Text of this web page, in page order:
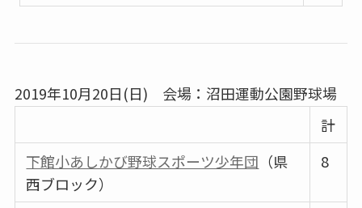
2019年10月20日(日) 会場：沼田運動公園野球場
計
下館小あしかび野球スポーツ少年団 （県
西ブロック）
8